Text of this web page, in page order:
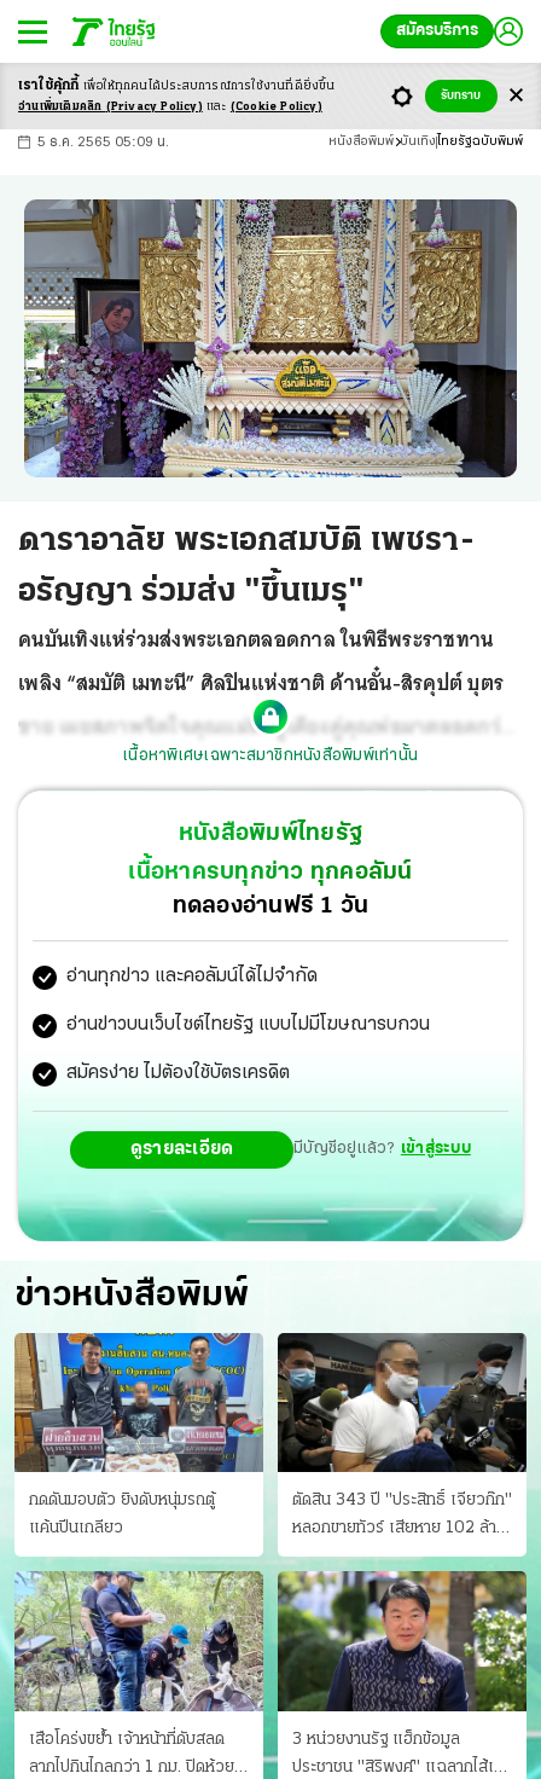
สมัครบริการ
-ก ก ก+
5 ธ.ค. 2565 05:09 น. หนังสือพิมพ์ บันเทิง ไทยรัฐฉบับพิมพ์
ดาราอาลัย พระเอกสมบัติ เพชรา-
อรัญญา ร่วมส่ง "ขึ้นเมรุ"
คนบันเทิงแห่ร่วมส่งพระเอกตลอดกาล ในพิธีพระราชทาน
เพลิง “สมบัติ เมทะนี” ศิลปินแห่งชาติ ด้านอั๋น-สิรคุปต์ บุตร
ชาย เผยสภาพจิตใจคุณแม่ที่อยู่เคียงคู่คุณพ่อมาตลอดกว่า
60 ปี ดีขึ้นมาก เพราะมีลูกๆหลานๆกลับมารวมตัวเป็นกำลังใจ
แต่บ่นยังไม่มาหา ส่วนการลอยอังคารยังไม่กำหนดสถานที่
คาดภายในสองสัปดาห์นี้ สุดภูมิใจคุณพ่อเป็นบุคคลที่เป็น
แบบอย่างให้กับหลายๆคน โดยเฉพาะในเรื่องความจริงใจ
ซื่อสัตย์ มีวินัย และกตัญญูรู้คุณ
เนื้อหาพิเศษเฉพาะสมาชิกหนังสือพิมพ์เท่านั้น
หนังสือพิมพ์ไทยรัฐ
เนื้อหาครบทุกข่าว ทุกคอลัมน์
ทดลองอ่านฟรี 1 วัน
อ่านทุกข่าว และคอลัมน์ได้ไม่จำกัด
อ่านข่าวบนเว็บไซต์ไทยรัฐ แบบไม่มีโฆษณารบกวน
สมัครง่าย ไม่ต้องใช้บัตรเครดิต
ดูรายละเอียด มีบัญชีอยู่แล้ว? เข้าสู่ระบบ
ข่าวหนังสือพิมพ์
กดดันมอบตัว ยิงดับหนุ่มรถตู้
แค้นปีนเกลียว
ตัดสิน 343 ปี "ประสิทธิ์ เจียวก๊ก"
หลอกขายทัวร์ เสียหาย 102 ล้าน
มีเหยื่อ 173 คน
เสือโคร่งขย้ำ เจ้าหน้าที่ดับสลด
ลากไปกินไกลกว่า 1 กม. ปิดห้วย
3 หน่วยงานรัฐ แฮ็กข้อมูล
ประชาชน "สิริพงศ์" แฉลากไส้เอง
เราใช้คุ้กกี้ เพื่อให้ทุกคนได้ประสบการณ์การใช้งานที่ดียิ่งขึ้น
อ่านเพิ่มเติมคลิก (Privacy Policy) และ (Cookie Policy)
รับทราบ